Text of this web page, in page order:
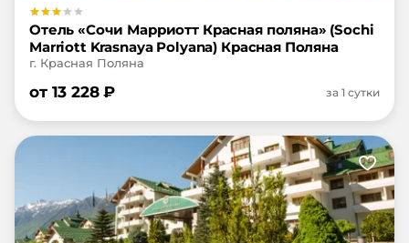
Отель «Сочи Марриотт Красная поляна» (Sochi
Marriott Krasnaya Polyana) Красная Поляна
г. Красная Поляна
от 13 228₽ за 1 сутки